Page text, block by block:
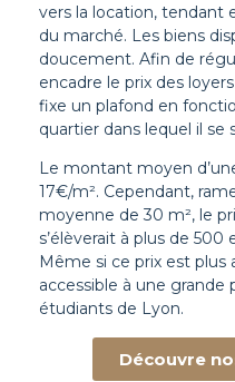
vers la location, tendant
du marché. Les biens
doucement. Afin de
encadre le prix des
fixe un plafond en
quartier dans lequel il se
Le montant moyen
17€/m². Cependant,
moyenne de 30 m², le
s’élèverait à plus de 500
Même si ce prix est plus
accessible à une grande
étudiants de Lyon.
Découvre